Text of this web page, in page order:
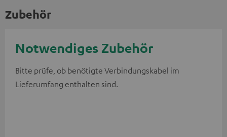
Zubehör
Notwendiges Zubehör
Bitte prüfe, ob benötigte Verbindungskabel im
Lieferumfang enthalten sind.